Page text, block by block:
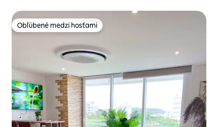
Obľúbené medzi hosťami
Obľúbené medzi hosťami